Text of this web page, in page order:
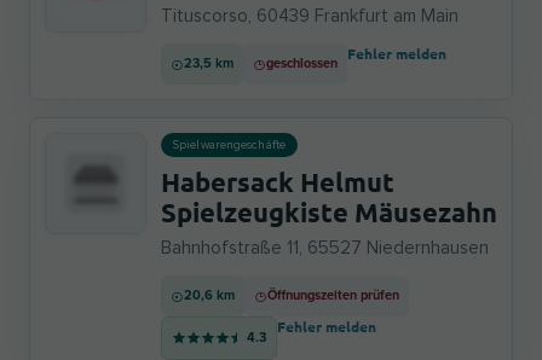
Tituscorso, 60439 Frankfurt am Main
23,5 km geschlossen
Fehler melden
Spielwarengeschäfte
Habersack Helmut
Spielzeugkiste Mäusezahn
Bahnhofstraße 11, 65527 Niedernhausen
20,6 km Öffnungszeiten prüfen
4.3
Fehler melden